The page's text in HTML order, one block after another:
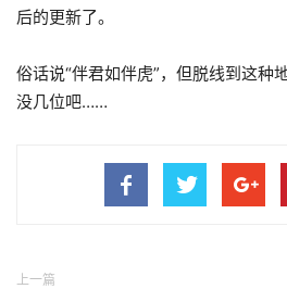
后的更新了。
俗话说“伴君如伴虎”，但脱线到这种
没几位吧……
上一篇